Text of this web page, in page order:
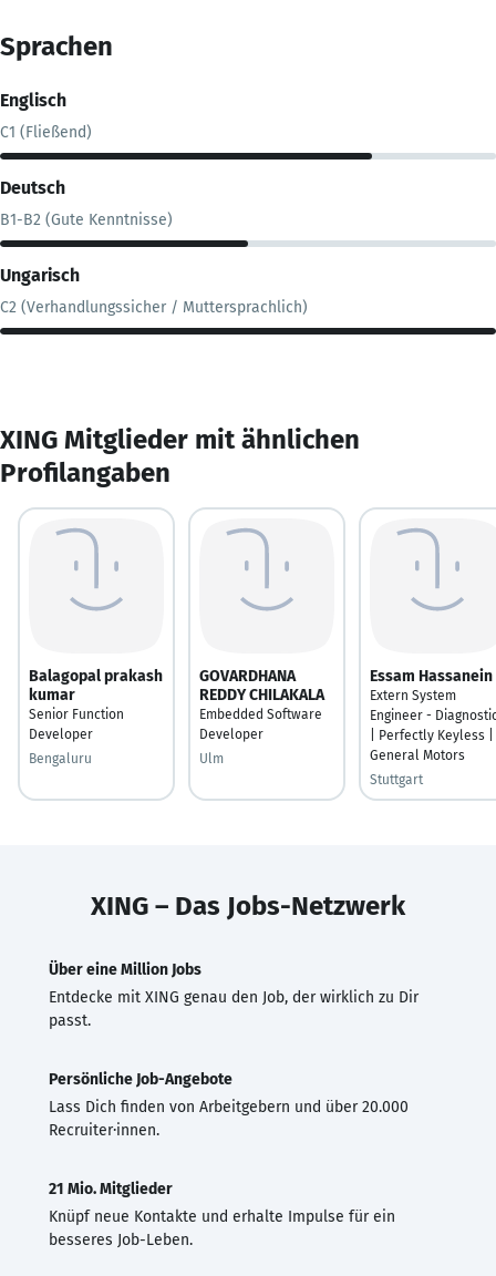
Sprachen
Englisch
C1 (Fließend)
Deutsch
B1-B2 (Gute Kenntnisse)
Ungarisch
C2 (Verhandlungssicher / Muttersprachlich)
XING Mitglieder mit ähnlichen
Profilangaben
Balagopal prakash
kumar
Senior Function
Developer
Bengaluru
GOVARDHANA
REDDY CHILAKALA
Embedded Software
Developer
Ulm
Essam Hassanein
Extern System
Engineer -
| Perfectly Keyless |
General Motors
Stuttgart
XING – Das Jobs-Netzwerk
Über eine Million Jobs
Entdecke mit XING genau den Job, der wirklich zu Dir
passt.
Persönliche Job-Angebote
Lass Dich finden von Arbeitgebern und über 20.000
Recruiter·innen.
21 Mio. Mitglieder
Knüpf neue Kontakte und erhalte Impulse für ein
besseres Job-Leben.